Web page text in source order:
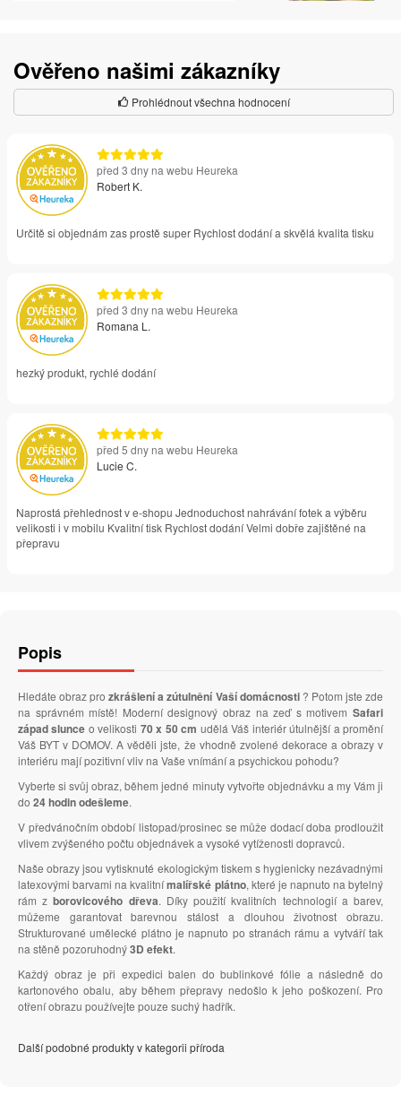
Ověřeno našimi zákazníky
Prohlédnout všechna hodnocení
před 3 dny na webu Heureka
Robert K.
Určitě si objednám zas prostě super Rychlost dodání a skvělá kvalita tisku
před 3 dny na webu Heureka
Romana L.
hezký produkt, rychlé dodání
před 5 dny na webu Heureka
Lucie C.
Naprostá přehlednost v e-shopu Jednoduchost nahrávání fotek a výběru
velikosti i v mobilu Kvalitní tisk Rychlost dodání Velmi dobře zajištěné na
přepravu
Popis
Hledáte obraz prozkrášlení a zútulnění Vaší domácnosti? Potom jste zde
na správném místě! Moderní designový obraz na zeď s motivem Safari
západ slunce o velikosti 70 x 50 cm udělá Váš interiér útulnější a promění
Váš BYT v DOMOV. A věděli jste, že vhodně zvolené dekorace a obrazy v
interiéru mají pozitivní vliv na Vaše vnímání a psychickou pohodu?
Vyberte si svůj obraz, během jedné minuty vytvořte objednávku a my Vám ji
do 24 hodin odešleme.
V předvánočním období listopad/prosinec se může dodací doba prodloužit
vlivem zvýšeného počtu objednávek a vysoké vytíženosti dopravců.
Naše obrazy jsou vytisknuté ekologickým tiskem s hygienicky nezávadnými
latexovými barvami na kvalitnímalířské plátno, které je napnuto na bytelný
rám zborovicového dřeva. Díky použití kvalitních technologií a barev,
můžeme garantovat barevnou stálost a dlouhou životnost obrazu.
Strukturované umělecké plátno je napnuto po stranách rámu a vytváří tak
na stěně pozoruhodný3D efekt.
Každý obraz je při expedici balen do bublinkové fólie a následně do
kartonového obalu, aby během přepravy nedošlo k jeho poškození. Pro
otření obrazu používejte pouze suchý hadřík.
Další podobné produkty v kategorii příroda